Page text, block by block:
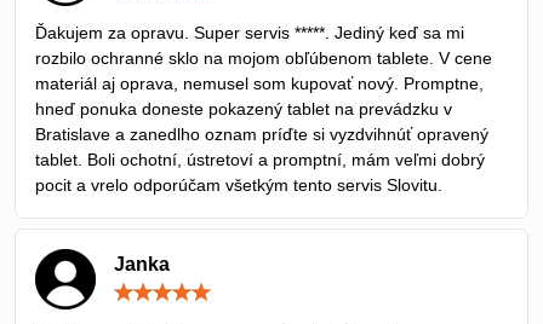
5
Ďakujem za opravu. Super servis *****. Jediný keď sa mi
rozbilo ochranné sklo na mojom obľúbenom tablete. V cene
materiál aj oprava, nemusel som kupovať nový. Promptne,
hneď ponuka doneste pokazený tablet na prevádzku v
Bratislave a zanedlho oznam príďte si vyzdvihnúť opravený
tablet. Boli ochotní, ústretoví a promptní, mám veľmi dobrý
pocit a vrelo odporúčam všetkým tento servis Slovitu.
Janka